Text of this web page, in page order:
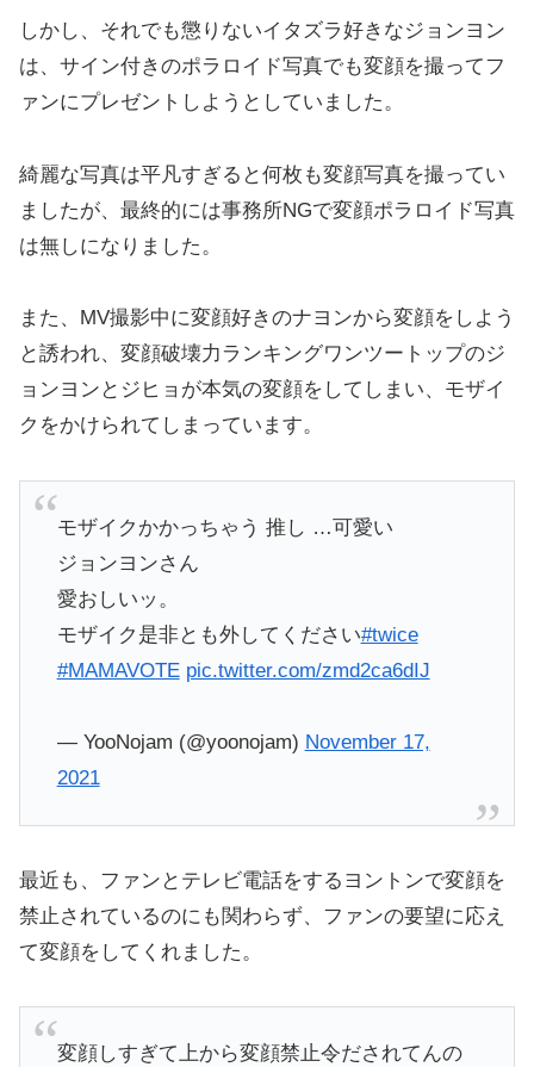
しかし、それでも懲りないイタズラ好きなジョンヨン
は、サイン付きのポラロイド写真でも変顔を撮ってフ
ァンにプレゼントしようとしていました。
綺麗な写真は平凡すぎると何枚も変顔写真を撮ってい
ましたが、最終的には事務所NGで変顔ポラロイド写真
は無しになりました。
また、MV撮影中に変顔好きのナヨンから変顔をしよう
と誘われ、変顔破壊力ランキングワンツートップのジ
ョンヨンとジヒョが本気の変顔をしてしまい、モザイ
クをかけられてしまっています。
モザイクかかっちゃう 推し …可愛い
ジョンヨンさん
愛おしいッ。
モザイク是非とも外してください#twice
#MAMAVOTE pic.twitter.com/zmd2ca6dIJ
— YooNojam (@yoonojam) November 17,
2021
最近も、ファンとテレビ電話をするヨントンで変顔を
禁止されているのにも関わらず、ファンの要望に応え
て変顔をしてくれました。
変顔しすぎて上から変顔禁止令だされてんの